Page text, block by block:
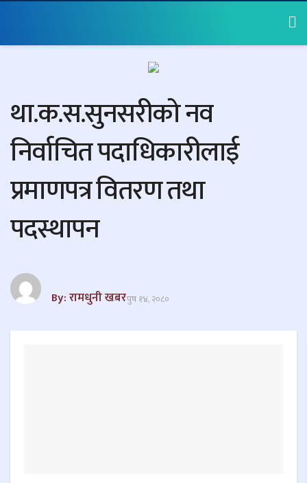
था.क.स.सुनसरीको नव
निर्वाचित पदाधिकारीलाई
प्रमाणपत्र वितरण तथा
पदस्थापन
By: रामधुनी खबरपुष १४, २०८०